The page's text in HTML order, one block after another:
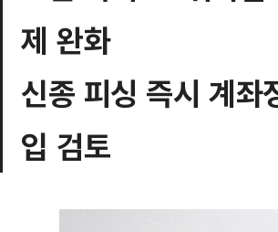
제 완화
신종 피싱 즉시 계
입 검토